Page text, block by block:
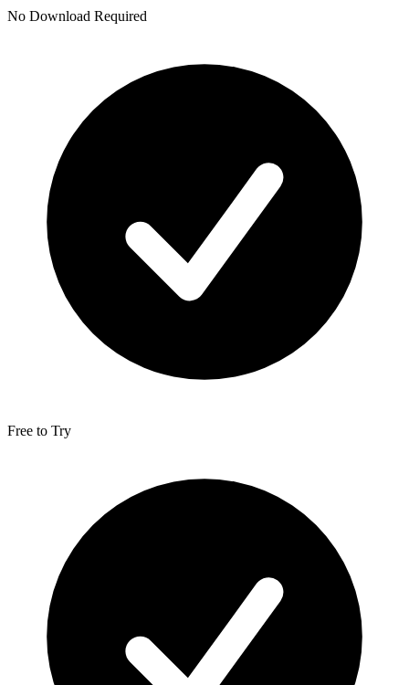
No Download Required
Free to Try